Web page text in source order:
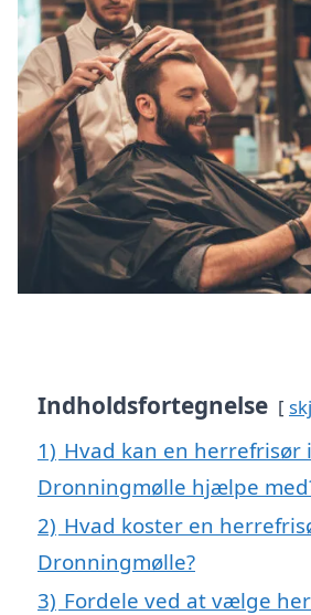
Indholdsfortegnelse
1) Hvad kan en
Dronningmølle hjælpe
2) Hvad koster en
Dronningmølle?
3) Fordele ved at vælge